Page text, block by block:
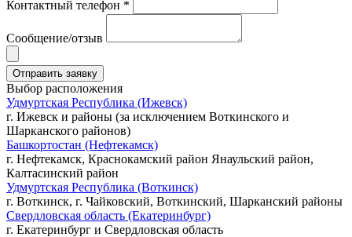
Контактный телефон *
Сообщение/отзыв
Выбор расположения
Удмуртская Республика (Ижевск)
г. Ижевск и районы (за исключением Воткинского и
Шарканского районов)
Башкортостан (Нефтекамск)
г. Нефтекамск, Краснокамский район Янаульский район,
Калтасинский район
Удмуртская Республика (Воткинск)
г. Воткинск, г. Чайковский, Воткинский, Шарканский районы
Свердловская область (Екатеринбург)
г. Екатеринбург и Свердловская область